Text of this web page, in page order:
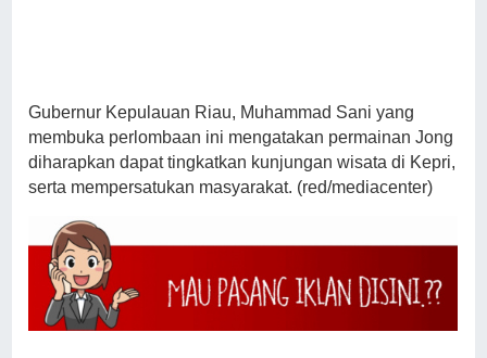
Gubernur Kepulauan Riau, Muhammad Sani yang
membuka perlombaan ini mengatakan permainan Jong
diharapkan dapat tingkatkan kunjungan wisata di Kepri,
serta mempersatukan masyarakat. (red/mediacenter)